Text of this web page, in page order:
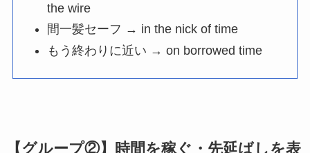
the wire
間一髪セーフ → in the nick of time
もう終わりに近い → on borrowed time
【グループ②】時間を稼ぐ・先延ばしを表